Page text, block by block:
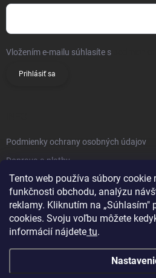
Tento web používa súbory cookie
funkčnosti obchodu, analýzu
reklamy. Kliknutím na „Súhlasím"
cookies. Svoju voľbu môžete
informácií nájdete tu.
Vložením e-mailu súhlasíte s
Prihlásiť sa
Podmienky ochrany osobných údajov
Doprava a platby
Obchodné podmienky
Reklamačný poriadok
Vrátenie tovaru
Kontakty